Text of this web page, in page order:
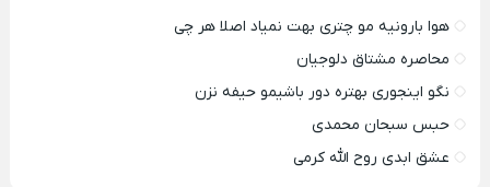
هوا بارونیه مو چتری بهت نمیاد اصلا هر چی
محاصره مشتاق دلوجیان
نگو اینجوری بهتره دور باشیمو حیفه نزن
حبس سبحان محمدی
عشق ابدی روح الله کرمی